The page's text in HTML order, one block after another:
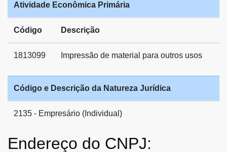
Atividade Econômica Primária
Código Descrição
1813099 Impressão de material para outros usos
Código e Descrição da Natureza Jurídica
2135 - Empresário (Individual)
Endereço do CNPJ: